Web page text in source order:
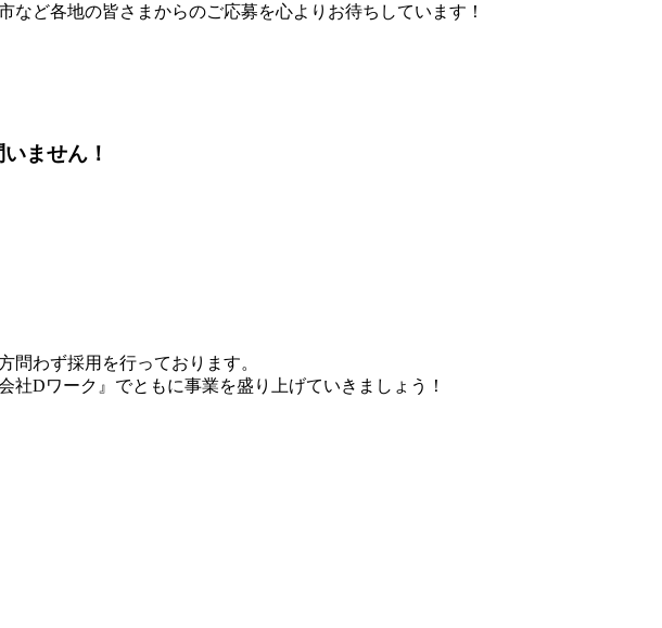
ど各地の皆さまからのご応募を心よりお待ちしています！
ません！
問わず採用を行っております。
Dワーク』でともに事業を盛り上げていきましょう！